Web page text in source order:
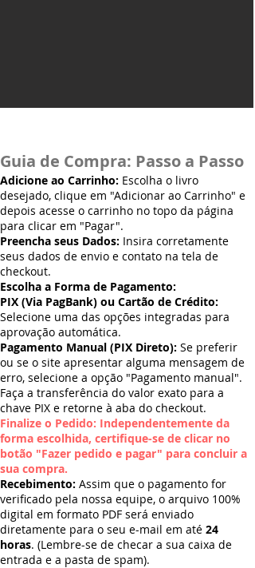
Guia de Compra: Passo a Passo
Adicione ao Carrinho: Escolha o livro
desejado, clique em "Adicionar ao Carrinho" e
depois acesse o carrinho no topo da página
para clicar em "Pagar".
Preencha seus Dados: Insira corretamente
seus dados de envio e contato na tela de
checkout.
Escolha a Forma de Pagamento:
PIX (Via PagBank) ou Cartão de Crédito:
Selecione uma das opções integradas para
aprovação automática.
Pagamento Manual (PIX Direto): Se preferir
ou se o site apresentar alguma mensagem de
erro, selecione a opção "Pagamento manual".
Faça a transferência do valor exato para a
chave PIX e retorne à aba do checkout.
Finalize o Pedido: Independentemente da
forma escolhida, certifique-se de clicar no
botão "Fazer pedido e pagar" para concluir a
sua compra.
Recebimento: Assim que o pagamento for
verificado pela nossa equipe, o arquivo 100%
digital em formato PDF será enviado
diretamente para o seu e-mail em até 24
horas. (Lembre-se de checar a sua caixa de
entrada e a pasta de spam).